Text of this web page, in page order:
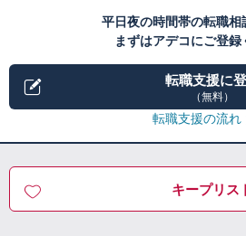
平日夜の時間帯の転職相
まずはアデコにご登録
転職支援に
（無料）
転職支援の流れ
キープリス